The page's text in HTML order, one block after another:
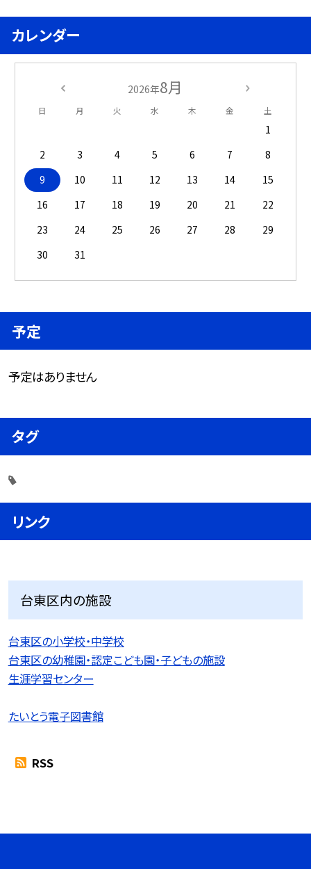
カレンダー
2026年8月
日 月 火 水 木 金 土
1
2
3 4 5 6 7
8
9
10 11 12 13 14
15
16
17 18 19 20 21
22
23
24 25 26 27 28
29
30
31
予定
予定はありません
タグ
リンク
台東区内の施設
台東区の小学校・中学校
台東区の幼稚園・認定こども園・子どもの施設
生涯学習センター
たいとう電子図書館
RSS